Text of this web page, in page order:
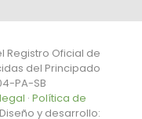
Registro Oficial de
del Principado
PA-SB
· Política de
Diseño y desarrollo: